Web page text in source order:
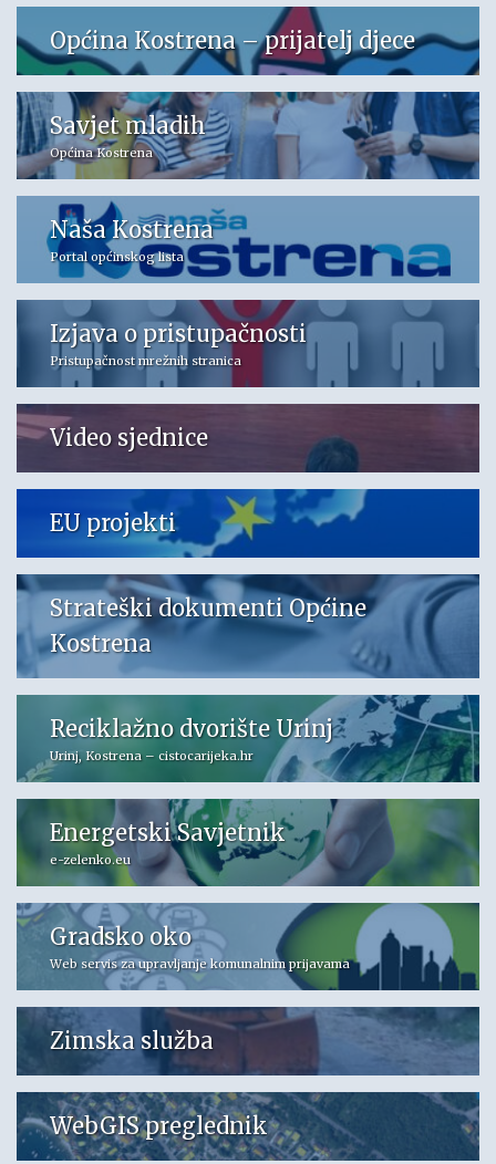
Općina Kostrena – prijatelj djece
Savjet mladih
Općina Kostrena
Naša Kostrena
Portal općinskog lista
Izjava o pristupačnosti
Pristupačnost mrežnih stranica
Video sjednice
EU projekti
Strateški dokumenti Općine
Kostrena
Reciklažno dvorište Urinj
Urinj, Kostrena – cistocarijeka.hr
Energetski Savjetnik
e-zelenko.eu
Gradsko oko
Web servis za upravljanje komunalnim prijavama
Zimska služba
WebGIS preglednik